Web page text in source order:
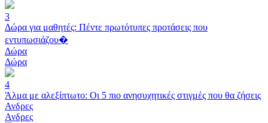
3
Δώρα για μαθητές: Πέντε πρωτότυπες προτάσεις που
εντυπωσιάζου�
Δώρα
Δώρα
4
Άλμα με αλεξίπτωτο: Οι 5 πιο ανησυχητικές στιγμές που θα ζήσεις
Ανδρες
Ανδρες